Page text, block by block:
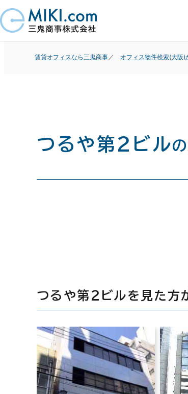
賃貸オフィスなら三鬼商事 オフィス物件検索(大阪)
つるや第２ビル
つるや第２ビルを見た方